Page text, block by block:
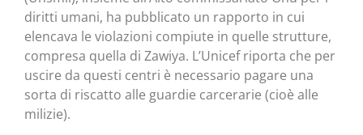
diritti umani, ha pubblicato un rapporto in cui
elencava le violazioni compiute in quelle strutture,
compresa quella di Zawiya. L’Unicef riporta che per
uscire da questi centri è necessario pagare una
sorta di riscatto alle guardie carcerarie (cioè alle
milizie).